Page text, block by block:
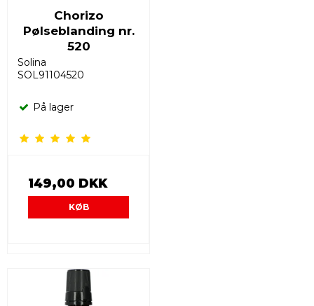
Chorizo
Pølseblanding nr.
520
Solina
SOL91104520
På lager
149,00 DKK
KØB